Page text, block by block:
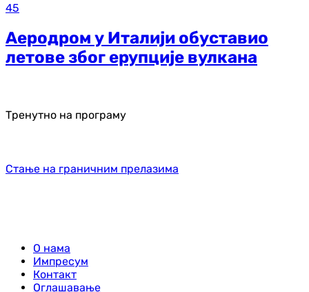
45
Аеродром у Италији обуставио
летове због ерупције вулкана
Тренутно на програму
Стање на граничним прелазима
О нама
Импресум
Контакт
Оглашавање